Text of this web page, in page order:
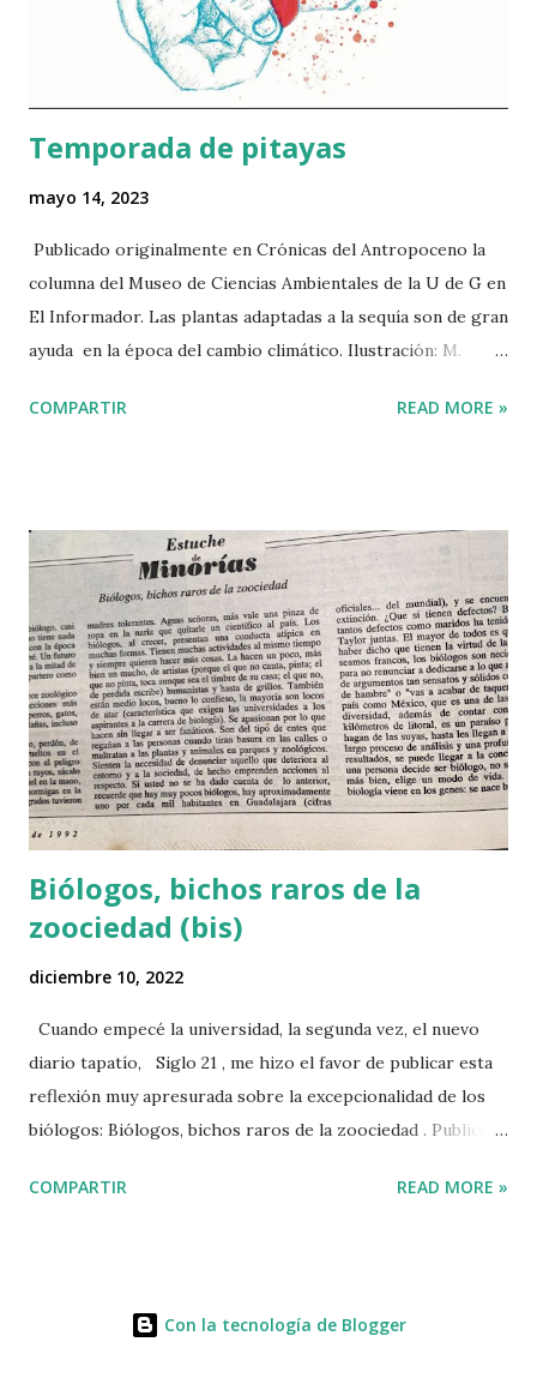
hasta Le grand bleu (1988), Faraway (2023) y la segunda
temporada de la serie The White Lotus (2022). ​ El nopal
resultó ser engañosamente univ...
Temporada de pitayas
mayo 14, 2023
Publicado originalmente en Crónicas del Antropoceno la
columna del Museo de Ciencias Ambientales de la U de G en
El Informador. Las plantas adaptadas a la sequía son de gran
ayuda en la época del cambio climático. Ilustración: M.
particularmente severa no sólo invita a irse los fines de
deliciosas de tonos brillantes y atractivos de rojo, violeta,
rosa mexicano y amarillo. Además de endulzarnos la
primavera, la temporada de pitayas brinda oportunidades
para reflexionar sobre el origen de los alimentos y nuestra
relación con la naturaleza. Por ejemplo, ¿te has preguntado
de dónde traen las verduras y frutas que compras en el
tianguis o el supermercado y cuál es el impacto ambiental
de su producción? El desmonte para establecer parcelas
de cultivo,...
COMPARTIR READ MORE »
Biólogos, bichos raros de la
zoociedad (bis)
diciembre 10, 2022
Cuando empecé la universidad, la segunda vez, el nuevo
diario tapatío, Siglo 21 , me hizo el favor de publicar esta
reflexión muy apresurada sobre la excepcionalidad de los
biólogos: Biólogos, bichos raros de la zoociedad . Publicado
autor le faltaba aprender a usar las comas y experiencia en
pero, dados los retos ambientales que impone el
COMPARTIR READ MORE »
Con la tecnología de Blogger